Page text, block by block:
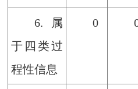
6.属
于四类过
程性信息
0